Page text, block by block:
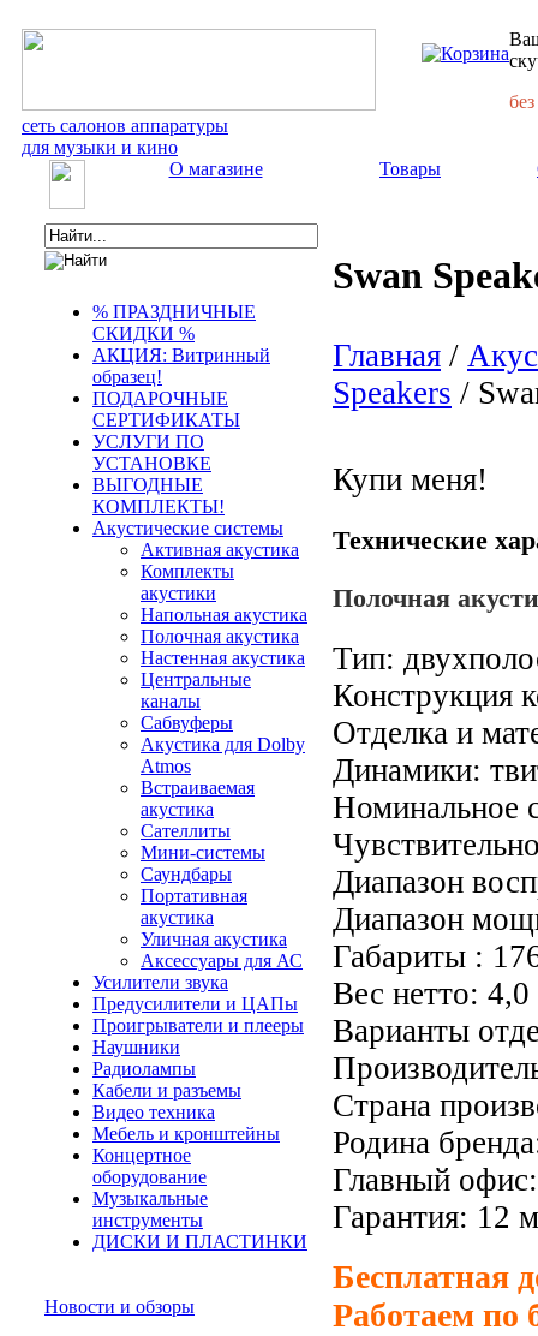
сеть салонов аппаратуры
для музыки и кино
О магазине Товары
% ПРАЗДНИЧНЫЕ
СКИДКИ %
АКЦИЯ: Витринный
образец!
ПОДАРОЧНЫЕ
СЕРТИФИКАТЫ
УСЛУГИ ПО
УСТАНОВКЕ
ВЫГОДНЫЕ
КОМПЛЕКТЫ!
Акустические системы
Активная акустика
Комплекты
акустики
Напольная акустика
Полочная акустика
Настенная акустика
Центральные
каналы
Сабвуферы
Акустика для Dolby
Atmos
Встраиваемая
акустика
Сателлиты
Мини-системы
Саундбары
Портативная
акустика
Уличная акустика
Аксессуары для АС
Усилители звука
Предусилители и ЦАПы
Проигрыватели и плееры
Наушники
Радиолампы
Кабели и разъемы
Видео техника
Мебель и кронштейны
Концертное
оборудование
Музыкальные
инструменты
ДИСКИ И ПЛАСТИНКИ
Новости и обзоры
Swan
Главная /
Speakers /
Купи меня!
Технические
Полочная
Тип:
Конструкция
Отделка и
Динамики:
Номинальное
Диапазон
Диапазон
Габариты :
Вес нетто: 4,0
Варианты
Страна
Родина
Главный
Гарантия: 12
Бесплатная
Работаем по